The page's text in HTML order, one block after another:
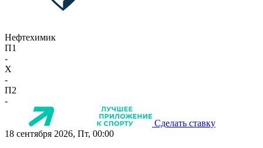
Нефтехимик
П1
-
X
-
П2
-
Сделать ставку
18 сентября 2026, Пт, 00:00